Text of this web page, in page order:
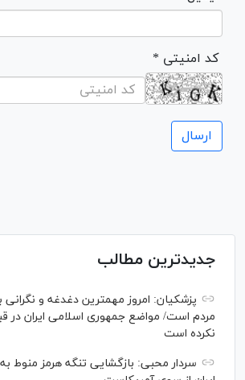
* کد امنیتی
جدیدترین مطالب
پزشکیان: امروز مهمترین دغدغه و
مردم است/ مواضع جمهوری اسلامی ایران در
نکرده است
سردار محبی: بازگشایی تنگه هرمز منوط